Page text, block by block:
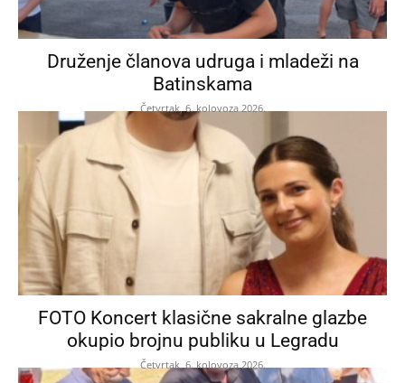
Druženje članova udruga i mladeži na
Batinskama
Četvrtak, 6. kolovoza 2026.
FOTO Koncert klasične sakralne glazbe
okupio brojnu publiku u Legradu
Četvrtak, 6. kolovoza 2026.